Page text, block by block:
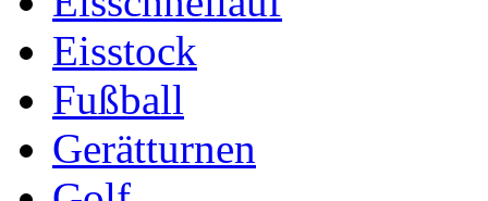
Eisstock
Fußball
Gerätturnen